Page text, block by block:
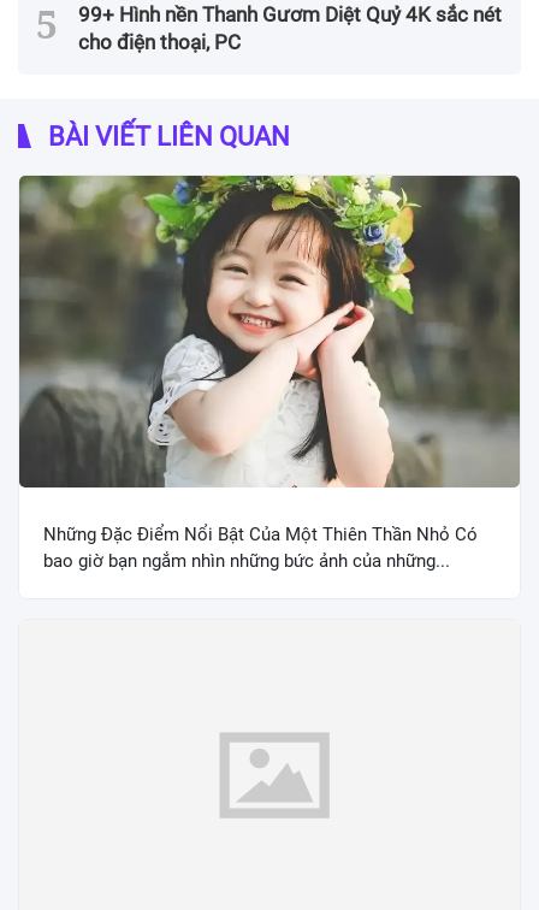
99+ Hình nền Thanh Gươm Diệt Quỷ 4K sắc nét
cho điện thoại, PC
BÀI VIẾT LIÊN QUAN
Những Đặc Điểm Nổi Bật Của Một Thiên Thần Nhỏ Có
bao giờ bạn ngắm nhìn những bức ảnh của những...